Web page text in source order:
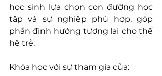
học sinh lựa chọn con đường học
tập và sự nghiệp phù hợp, góp
phần định hướng tương lai cho thế
hệ trẻ.
Khóa học với sự tham gia của: